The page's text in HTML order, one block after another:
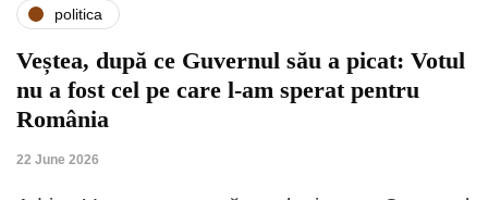
politica
Veștea, după ce Guvernul său a picat: Votul
nu a fost cel pe care l-am sperat pentru
România
22 June 2026